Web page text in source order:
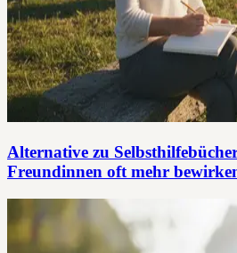
Alternative zu
Freundinnen oft mehr